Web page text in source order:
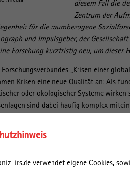
irs.de verwendet eigene Cookies,
diesem Fall die
Zentrum der
für die raumbezogene
und Impulsgeber, der
Forschung kurzfristig neu, um dieser
„Krisen einer
Krisen eine neue Qualität an: Als
oder ökologischer Systeme wirken
sind dabei häufig komplex
Anforderungen an koordiniertes
Der Forschungsverbund widmet
wie sie sich wechselseitig
welche Reaktionsweisen und
in der aktuellen Krise von